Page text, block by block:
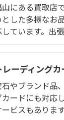
にある買取店
とした多様なお
しています。出
レーディングカ
石やブランド品
カードにも対応
ービスもありま